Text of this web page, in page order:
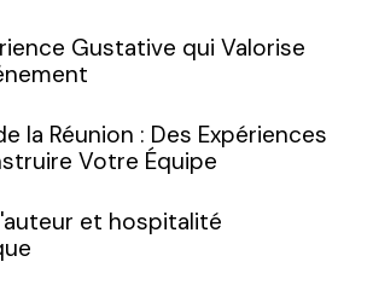
Gustative qui Valorise
la Réunion : Des Expériences
Votre Équipe
et hospitalité